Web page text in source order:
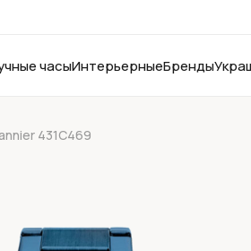
часыИнтерьерныеБренды
431C469